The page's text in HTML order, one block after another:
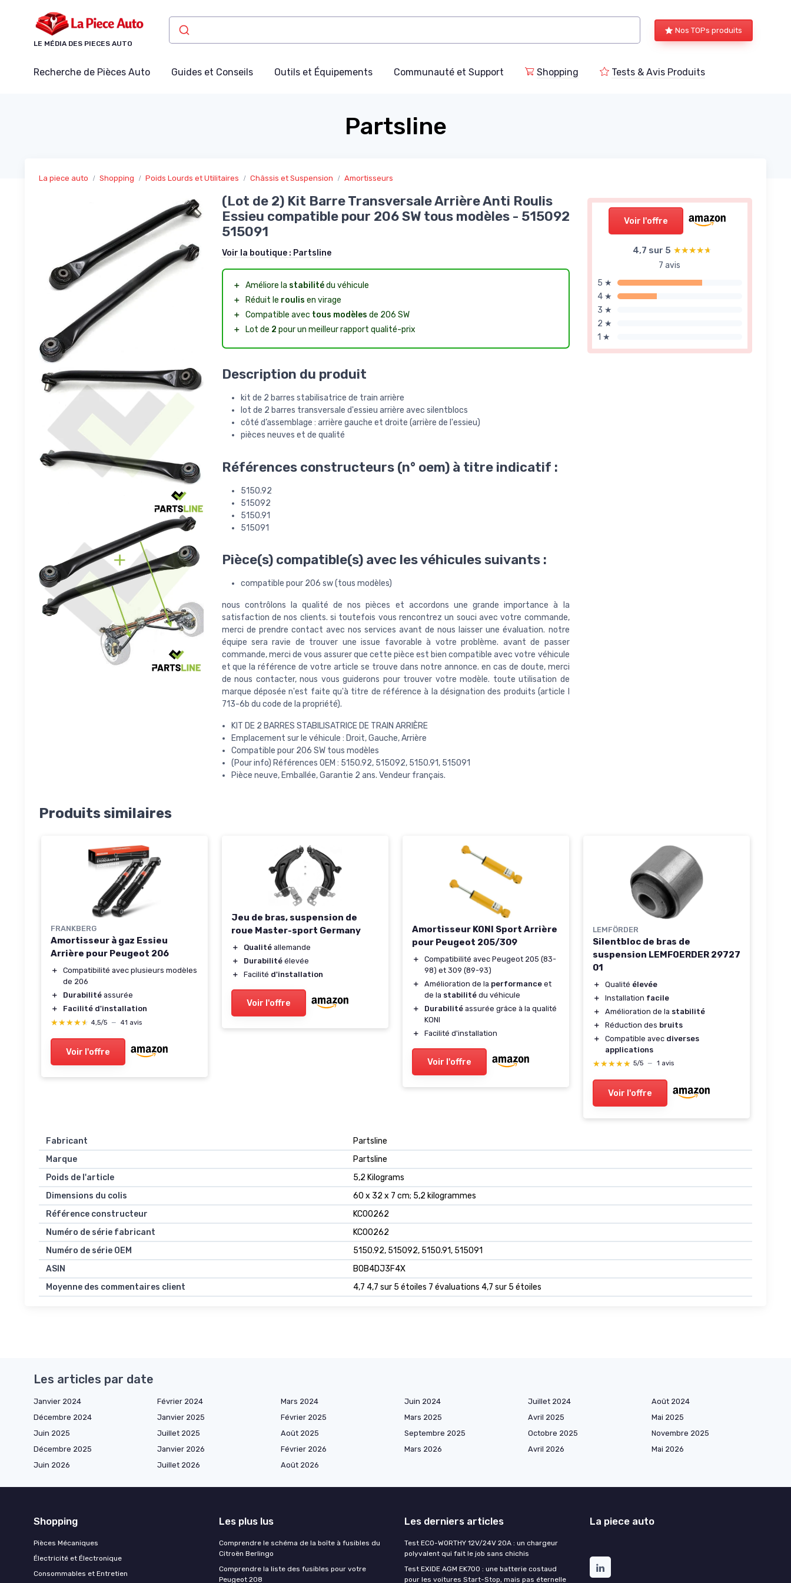
LE MÉDIA DES PIECES AUTO
Nos TOPs produits
Recherche de Pièces Auto Guides et Conseils Outils et Équipements Communauté et Support Shopping Tests & Avis Produits
Partsline
La piece auto Shopping Poids Lourds et Utilitaires Châssis et Suspension Amortisseurs
Voir l'offre
4,7 sur 5 ★★★★★
★★★★★
7 avis
5 ★
4 ★
3 ★
2 ★
1 ★
(Lot de 2) Kit Barre Transversale Arrière Anti Roulis
Essieu compatible pour 206 SW tous modèles - 515092
515091
Voir la boutique : Partsline
＋ Améliore la stabilitédu véhicule
＋
Réduit le roulis en virage
＋ Compatible avec tous modèles de 206 SW
＋
Lot de 2 pour un meilleur rapport qualité-prix
Description du produit
kit de 2 barres stabilisatrice de train arrière
lot de 2 barres transversale d'essieu arrière avec silentblocs
côté d’assemblage : arrière gauche et droite (arrière de l'essieu)
pièces neuves et de qualité
Références constructeurs (n° oem) à titre indicatif :
5150.92
515092
5150.91
515091
Pièce(s) compatible(s) avec les véhicules suivants :
compatible pour 206 sw (tous modèles)
nous contrôlons la qualité de nos pièces et accordons une grande importance à la
satisfaction de nos clients. si toutefois vous rencontrez un souci avec votre commande,
merci de prendre contact avec nos services avant de nous laisser une évaluation. notre
équipe sera ravie de trouver une issue favorable à votre problème. avant de passer
commande, merci de vous assurer que cette pièce est bien compatible avec votre véhicule
et que la référence de votre article se trouve dans notre annonce. en cas de doute, merci
de nous contacter, nous vous guiderons pour trouver votre modèle. toute utilisation de
marque déposée n'est faite qu'à titre de référence à la désignation des produits (article l
713-6b du code de la propriété).
KIT DE 2 BARRES STABILISATRICE DE TRAIN ARRIÈRE
Emplacement sur le véhicule : Droit, Gauche, Arrière
Compatible pour 206 SW tous modèles
(Pour info) Références OEM : 5150.92, 515092, 5150.91, 515091
Pièce neuve, Emballée, Garantie 2 ans. Vendeur français.
Produits similaires
FRANKBERG
Amortisseur à gaz Essieu
Arrière pour Peugeot 206
＋
Compatibilité avec plusieurs modèles
de 206
＋
Durabilité assurée
＋
Facilité d'installation
★★★★★
★★★★★ 4,5/5 — 41 avis
Voir l'offre
Jeu de bras, suspension de
roue Master-sport Germany
＋ Qualité allemande
＋
Durabilité élevée
＋
Facilité d'installation
Voir l'offre
Amortisseur KONI Sport Arrière
pour Peugeot 205/309
＋
Compatibilité avec Peugeot 205 (83-
98) et 309 (89-93)
＋
Amélioration de la performance et
de la stabilité du véhicule
＋
Durabilité assurée grâce à la qualité
KONI
＋
Facilité d'installation
Voir l'offre
LEMFÖRDER
Silentbloc de bras de
suspension LEMFOERDER 29727
01
＋ Qualité élevée
＋
Installation facile
＋
Amélioration de la stabilité
＋
Réduction des bruits
＋
Compatible avec diverses
applications
★★★★★
★★★★★ 5/5 — 1 avis
Voir l'offre
Fabricant
‎Partsline
Marque
‎Partsline
Poids de l'article
‎5,2 Kilograms
Dimensions du colis
‎60 x 32 x 7 cm; 5,2 kilogrammes
Référence constructeur
‎KC00262
Numéro de série fabricant
‎KC00262
Numéro de série OEM
‎5150.92, 515092, 5150.91, 515091
ASIN
B0B4DJ3F4X
Moyenne des commentaires client
4,7 4,7 sur 5 étoiles 7 évaluations 4,7 sur 5 étoiles
Les articles par date
Janvier 2024 Février 2024 Mars 2024 Juin 2024 Juillet 2024
Août 2024
Décembre 2024
Janvier 2025 Février 2025 Mars 2025 Avril 2025
Mai 2025
Juin 2025
Juillet 2025 Août 2025 Septembre 2025 Octobre 2025
Novembre 2025
Décembre 2025
Janvier 2026 Février 2026 Mars 2026 Avril 2026
Mai 2026
Juin 2026
Juillet 2026 Août 2026
Shopping
Pièces Mécaniques
Électricité et Électronique
Consommables et Entretien
Les plus lus
Comprendre le schéma de la boîte à fusibles du
Citroën Berlingo
Comprendre la liste des fusibles pour votre
Peugeot 208
Les derniers articles
Test ECO-WORTHY 12V/24V 20A : un chargeur
polyvalent qui fait le job sans chichis
Test EXIDE AGM EK700 : une batterie costaud
pour les voitures Start-Stop, mais pas éternelle
La piece auto